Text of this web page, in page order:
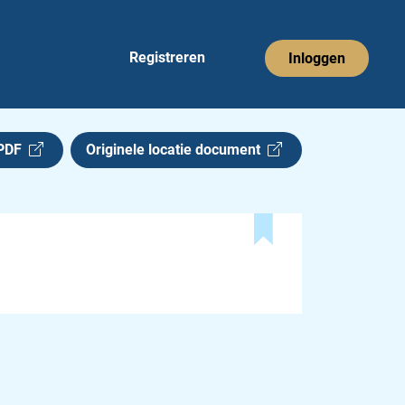
Registreren Inloggen
Originele locatie document